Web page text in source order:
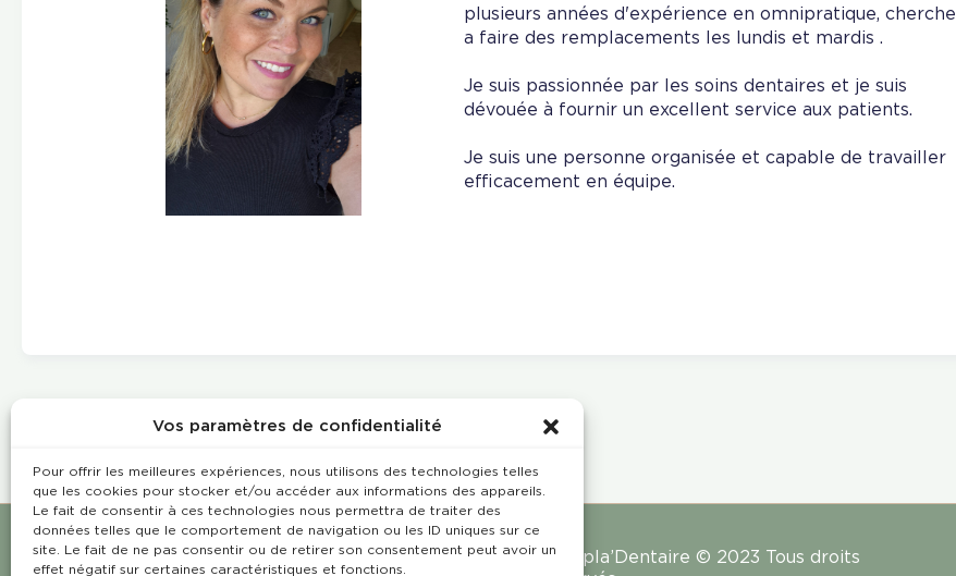
Vos paramètres de confidentialité
Pour offrir les meilleures expériences, nous utilisons des technologies telles
que les cookies pour stocker et/ou accéder aux informations des appareils.
Le fait de consentir à ces technologies nous permettra de traiter des
données telles que le comportement de navigation ou les ID uniques sur ce
site. Le fait de ne pas consentir ou de retirer son consentement peut avoir un
effet négatif sur certaines caractéristiques et fonctions.
plusieurs années d'expérience en omnipratique, cherche
a faire des remplacements les lundis et mardis .
Je suis passionnée par les soins dentaires et je suis
dévouée à fournir un excellent service aux patients.
Je suis une personne organisée et capable de travailler
efficacement en équipe.
Rempla’Dentaire © 2023 Tous droits